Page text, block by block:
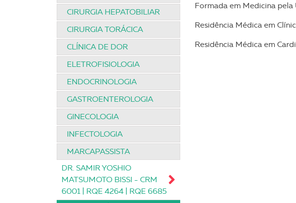
CIRURGIA HEPATOBILIAR
CIRURGIA TORÁCICA
CLÍNICA DE DOR
ELETROFISIOLOGIA
ENDOCRINOLOGIA
GASTROENTEROLOGIA
GINECOLOGIA
INFECTOLOGIA
MARCAPASSISTA
DR. SAMIR YOSHIO
MATSUMOTO BISSI - CRM
6001 | RQE 4264 | RQE 6685
Formada em Medicina pela
Residência Médica em
Residência Médica em